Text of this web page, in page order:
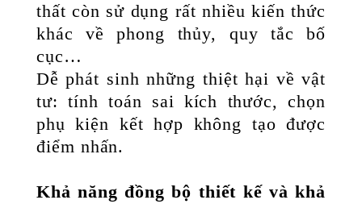
thất còn sử dụng rất nhiều kiến thức
khác về phong thủy, quy tắc bố
cục…
Dễ phát sinh những thiệt hại về vật
tư: tính toán sai kích thước, chọn
phụ kiện kết hợp không tạo được
điểm nhấn.
Khả năng đồng bộ thiết kế và khả